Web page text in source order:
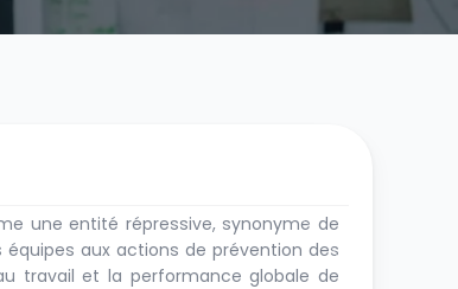
une entité répressive, synonyme de
aux actions de prévention des
travail et la performance globale de